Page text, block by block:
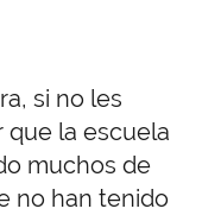
si no les
que la escuela
muchos de
no han tenido